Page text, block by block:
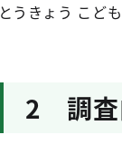
とうきょう こど
2 調査